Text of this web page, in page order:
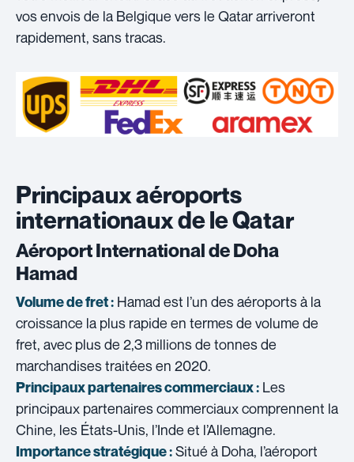
vos envois de la Belgique vers le Qatar arriveront
rapidement, sans tracas.
Principaux aéroports
internationaux de le Qatar
Aéroport International de Doha
Hamad
Volume de fret : Hamad est l’un des aéroports à la
croissance la plus rapide en termes de volume de
fret, avec plus de 2,3 millions de tonnes de
marchandises traitées en 2020.
Principaux partenaires commerciaux : Les
principaux partenaires commerciaux comprennent la
Chine, les États-Unis, l’Inde et l’Allemagne.
Importance stratégique :Situé à Doha, l’aéroport